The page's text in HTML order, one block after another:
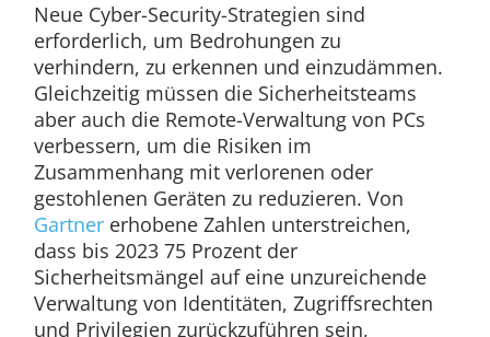
Neue Cyber-Security-Strategien sind
erforderlich, um Bedrohungen zu
verhindern, zu erkennen und einzudämmen.
Gleichzeitig müssen die Sicherheitsteams
aber auch die Remote-Verwaltung von PCs
verbessern, um die Risiken im
Zusammenhang mit verlorenen oder
gestohlenen Geräten zu reduzieren. Von
Gartnererhobene Zahlen unterstreichen,
dass bis 2023 75 Prozent der
Sicherheitsmängel auf eine unzureichende
Verwaltung von Identitäten, Zugriffsrechten
und Privilegien zurückzuführen sein,